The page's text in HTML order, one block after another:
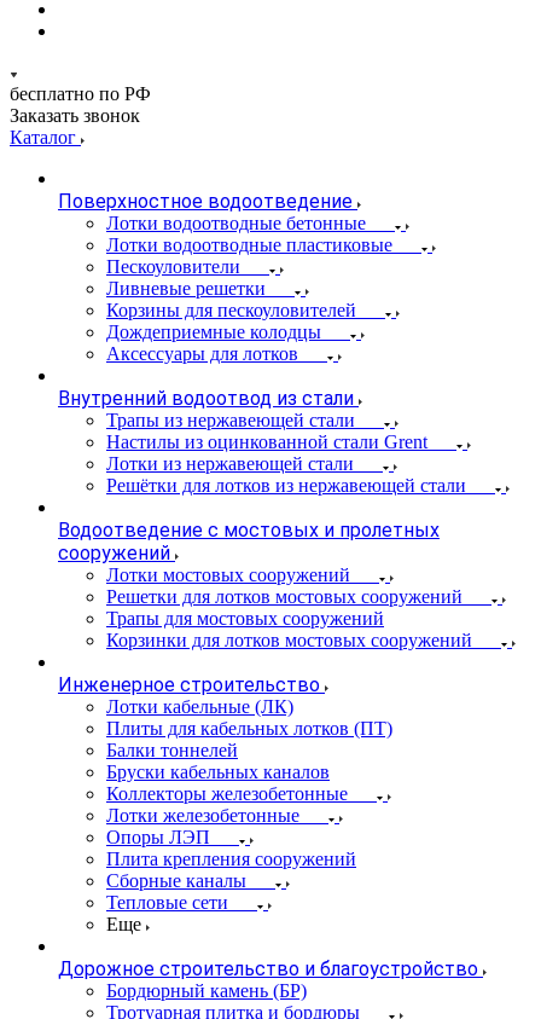
бесплатно по РФ
Заказать звонок
Каталог
Поверхностное водоотведение
Лотки водоотводные бетонные
Лотки водоотводные пластиковые
Пескоуловители
Ливневые решетки
Корзины для пескоуловителей
Дождеприемные колодцы
Аксессуары для лотков
Внутренний водоотвод из стали
Трапы из нержавеющей стали
Настилы из оцинкованной стали Grent
Лотки из нержавеющей стали
Решётки для лотков из нержавеющей стали
Водоотведение с мостовых и пролетных
сооружений
Лотки мостовых сооружений
Решетки для лотков мостовых сооружений
Трапы для мостовых сооружений
Корзинки для лотков мостовых сооружений
Инженерное строительство
Лотки кабельные (ЛК)
Плиты для кабельных лотков (ПТ)
Балки тоннелей
Бруски кабельных каналов
Коллекторы железобетонные
Лотки железобетонные
Опоры ЛЭП
Плита крепления сооружений
Сборные каналы
Тепловые сети
Еще
Дорожное строительство и благоустройство
Бордюрный камень (БР)
Тротуарная плитка и бордюры